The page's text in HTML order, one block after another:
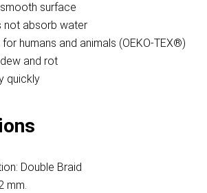
surface
not absorb water
humans and animals (OEKO-TEX®)
and rot
quickly
Double Braid
mm.